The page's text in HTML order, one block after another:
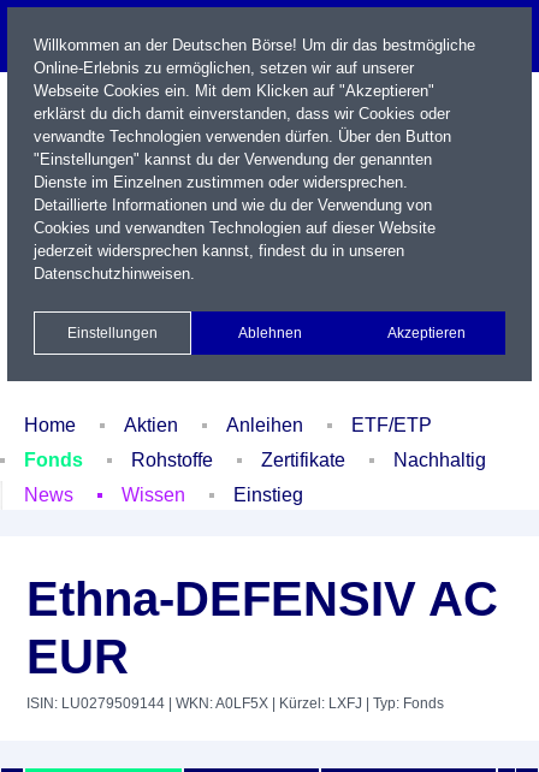
Name / WKN / ISIN / Kürzel
Xetra Realtime
Watchlist Portfolio Login
Home Aktien Anleihen
ETF/ETP
Fonds
Rohstoffe Zertifikate
Nachhaltig
News
Wissen Einstieg
Ethna-DEFENSIV AC
EUR
ISIN: LU0279509144 | WKN: A0LF5X | Kürzel: LXFJ | Typ: Fonds
Willkommen an der Deutschen Börse! Um dir das bestmögliche
Online-Erlebnis zu ermöglichen, setzen wir auf unserer
Webseite Cookies ein. Mit dem Klicken auf "Akzeptieren"
erklärst du dich damit einverstanden, dass wir Cookies oder
verwandte Technologien verwenden dürfen. Über den Button
"Einstellungen" kannst du der Verwendung der genannten
Dienste im Einzelnen zustimmen oder widersprechen.
Detaillierte Informationen und wie du der Verwendung von
Cookies und verwandten Technologien auf dieser Website
jederzeit widersprechen kannst, findest du in unseren
Datenschutzhinweisen.
Einstellungen Ablehnen Akzeptieren